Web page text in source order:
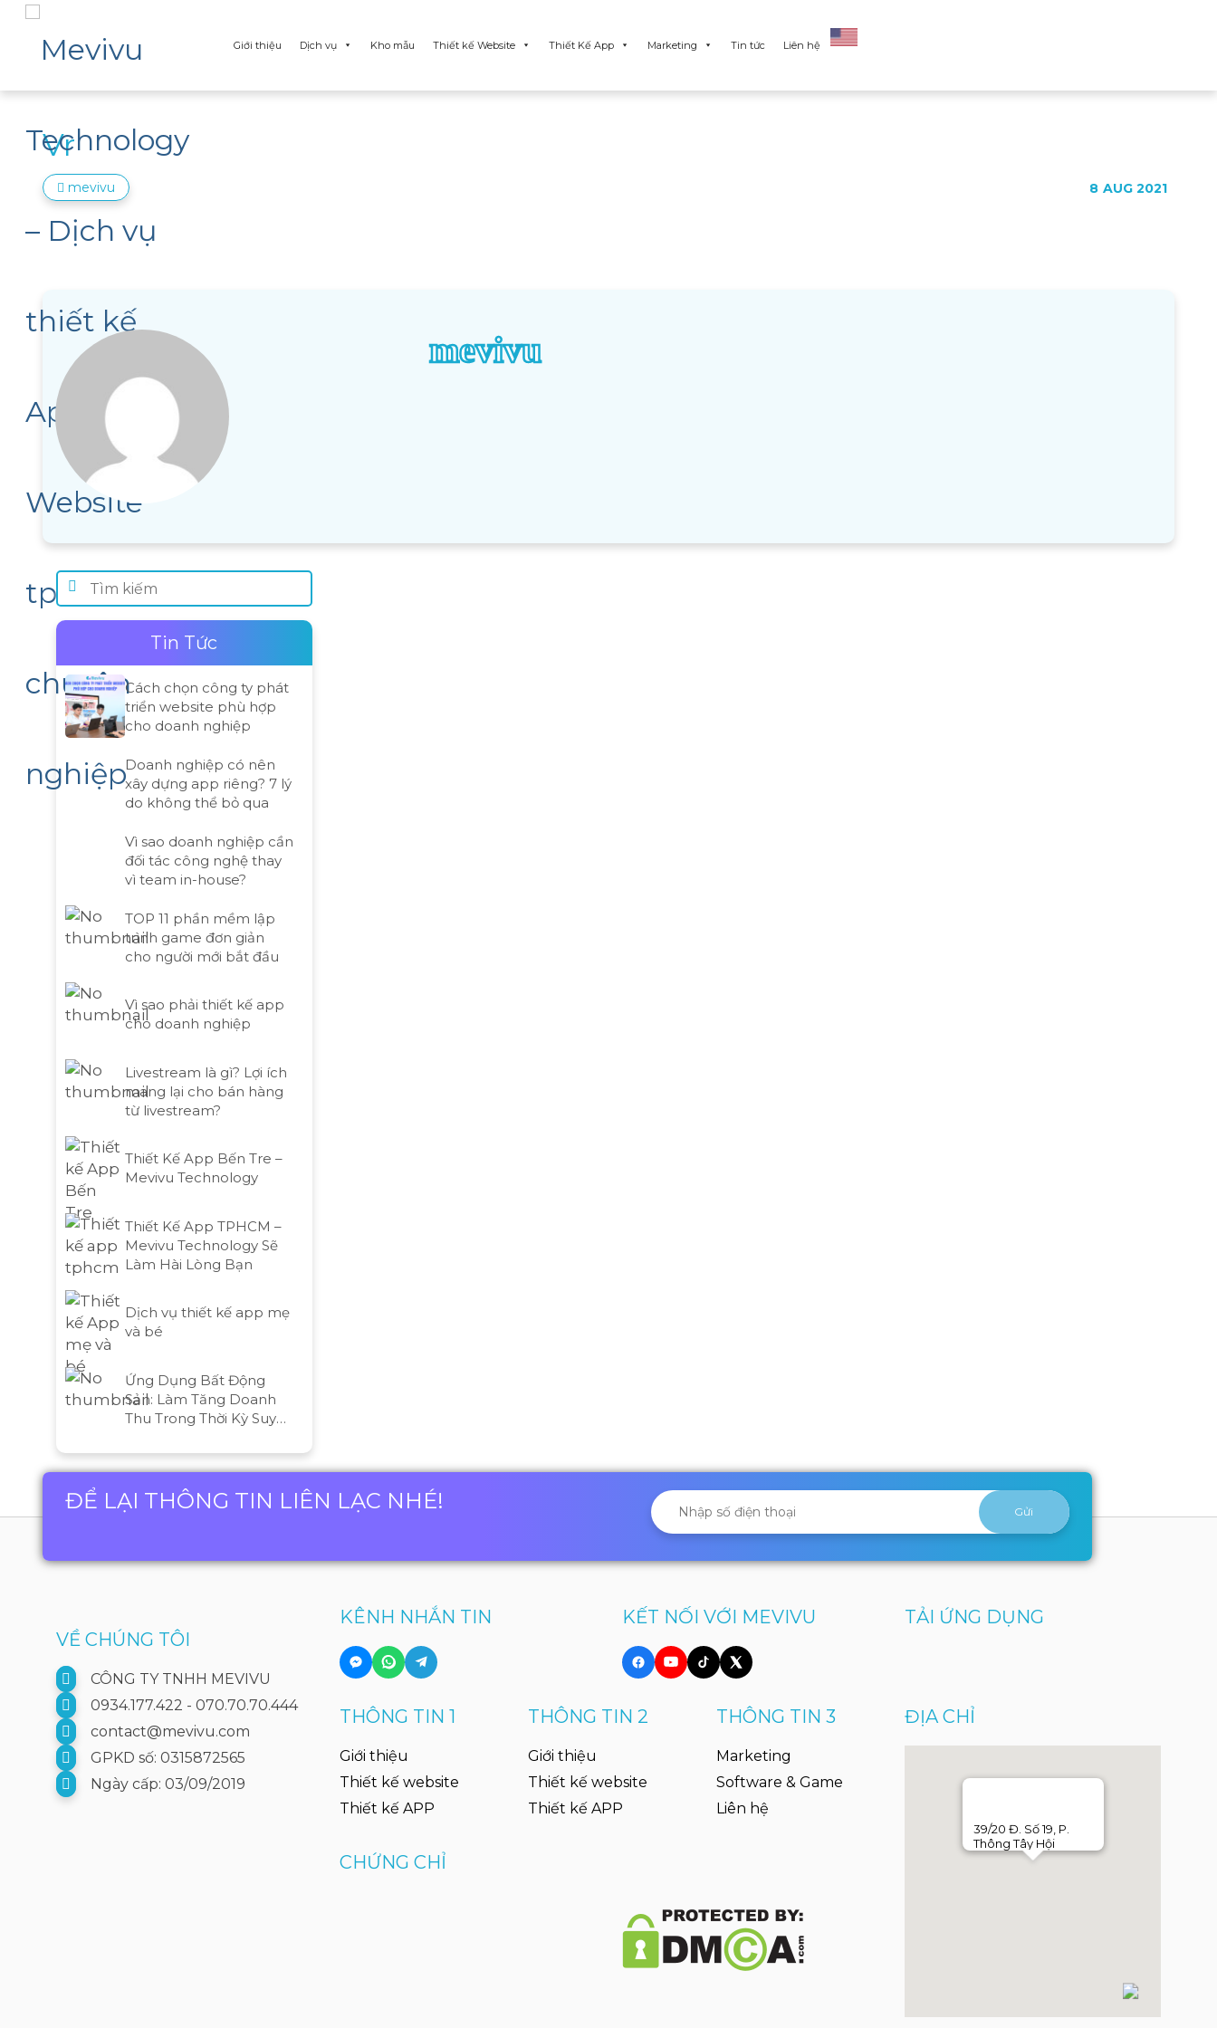
Giới thiệu Dịch vụ Kho mẫu Thiết kế Website Thiết Kế App Marketing Tin tức Liên hệ
Vr
mevivu 8 AUG 2021
mevivu
Tin Tức
Cách chọn công ty phát
triển website phù hợp
cho doanh nghiệp
Doanh nghiệp có nên
xây dựng app riêng? 7 lý
do không thể bỏ qua
Vì sao doanh nghiệp cần
đối tác công nghệ thay
vì team in-house?
TOP 11 phần mềm lập
trình game đơn giản
cho người mới bắt đầu
Vì sao phải thiết kế app
cho doanh nghiệp
Livestream là gì? Lợi ích
mang lại cho bán hàng
từ livestream?
Thiết Kế App Bến Tre –
Mevivu Technology
Thiết Kế App TPHCM –
Mevivu Technology Sẽ
Làm Hài Lòng Bạn
Dịch vụ thiết kế app mẹ
và bé
Ứng Dụng Bất Động
Sản: Làm Tăng Doanh
Thu Trong Thời Kỳ Suy
ĐỂ LẠI THÔNG TIN LIÊN LẠC NHÉ!
VỀ CHÚNG TÔI
CÔNG TY TNHH MEVIVU
0934.177.422 - 070.70.70.444
contact@mevivu.com
GPKD số: 0315872565
Ngày cấp: 03/09/2019
KÊNH NHẮN TIN KẾT NỐI VỚI MEVIVU TẢI ỨNG DỤNG
THÔNG TIN 1
Giới thiệu
Thiết kế website
Thiết kế APP
THÔNG TIN 2
Giới thiệu
Thiết kế website
Thiết kế APP
THÔNG TIN 3
Marketing
Software & Game
Liên hệ
CHỨNG CHỈ
ĐỊA CHỈ
39/20 Đ. Số 19, P.
Thông Tây Hội